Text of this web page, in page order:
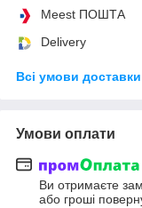
Meest ПОШТА
Delivery
Всі умови доставки
Умови оплати
Ви отримаєте
або гроші